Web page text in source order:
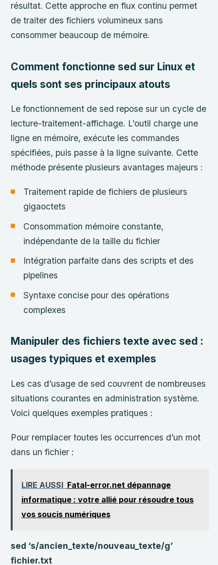
résultat. Cette approche en flux continu permet
de traiter des fichiers volumineux sans
consommer beaucoup de mémoire.
Comment fonctionne sed sur Linux et
quels sont ses principaux atouts
Le fonctionnement de sed repose sur un cycle de
lecture-traitement-affichage. L’outil charge une
ligne en mémoire, exécute les commandes
spécifiées, puis passe à la ligne suivante. Cette
méthode présente plusieurs avantages majeurs :
Traitement rapide de fichiers de plusieurs
gigaoctets
Consommation mémoire constante,
indépendante de la taille du fichier
Intégration parfaite dans des scripts et des
pipelines
Syntaxe concise pour des opérations
complexes
Manipuler des fichiers texte avec sed :
usages typiques et exemples
Les cas d’usage de sed couvrent de nombreuses
situations courantes en administration système.
Voici quelques exemples pratiques :
Pour remplacer toutes les occurrences d’un mot
dans un fichier :
LIRE AUSSI Fatal-error.net dépannage
informatique : votre allié pour résoudre tous
vos soucis numériques
sed ‘s/ancien_texte/nouveau_texte/g’
fichier.txt